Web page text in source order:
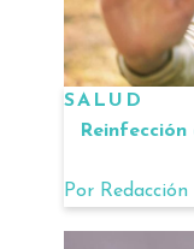
SALUD
Reinfección
Por Redacción